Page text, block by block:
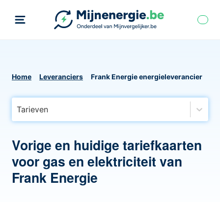
Home Leveranciers Frank Energie energieleverancier
Tarieven
Vorige en huidige tariefkaarten
voor gas en elektriciteit van
Frank Energie